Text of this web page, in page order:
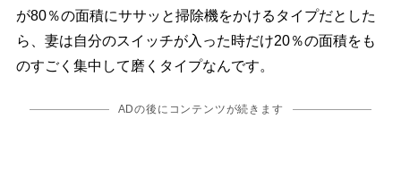
が80％の面積にササッと掃除機をかけるタイプだとした
ら、妻は自分のスイッチが入った時だけ20％の面積をも
のすごく集中して磨くタイプなんです。
ADの後にコンテンツが続きます